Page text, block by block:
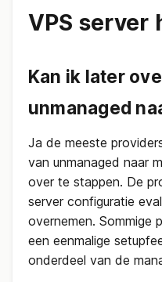
VPS server
Kan ik later
unmanaged
Ja de meeste
van unmanaged naar
over te stappen. De
server configuratie
overnemen. Sommige
een eenmalige
onderdeel van de